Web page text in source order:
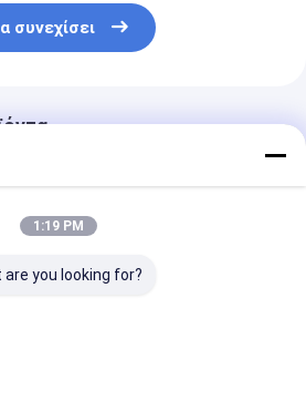
συνεχίσει
1:19 PM
you looking for?